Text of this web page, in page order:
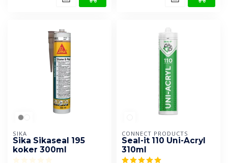
SIKA
Sika Sikaseal 195
koker 300ml
CONNECT PRODUCTS
Seal-it 110 Uni-Acryl
310ml